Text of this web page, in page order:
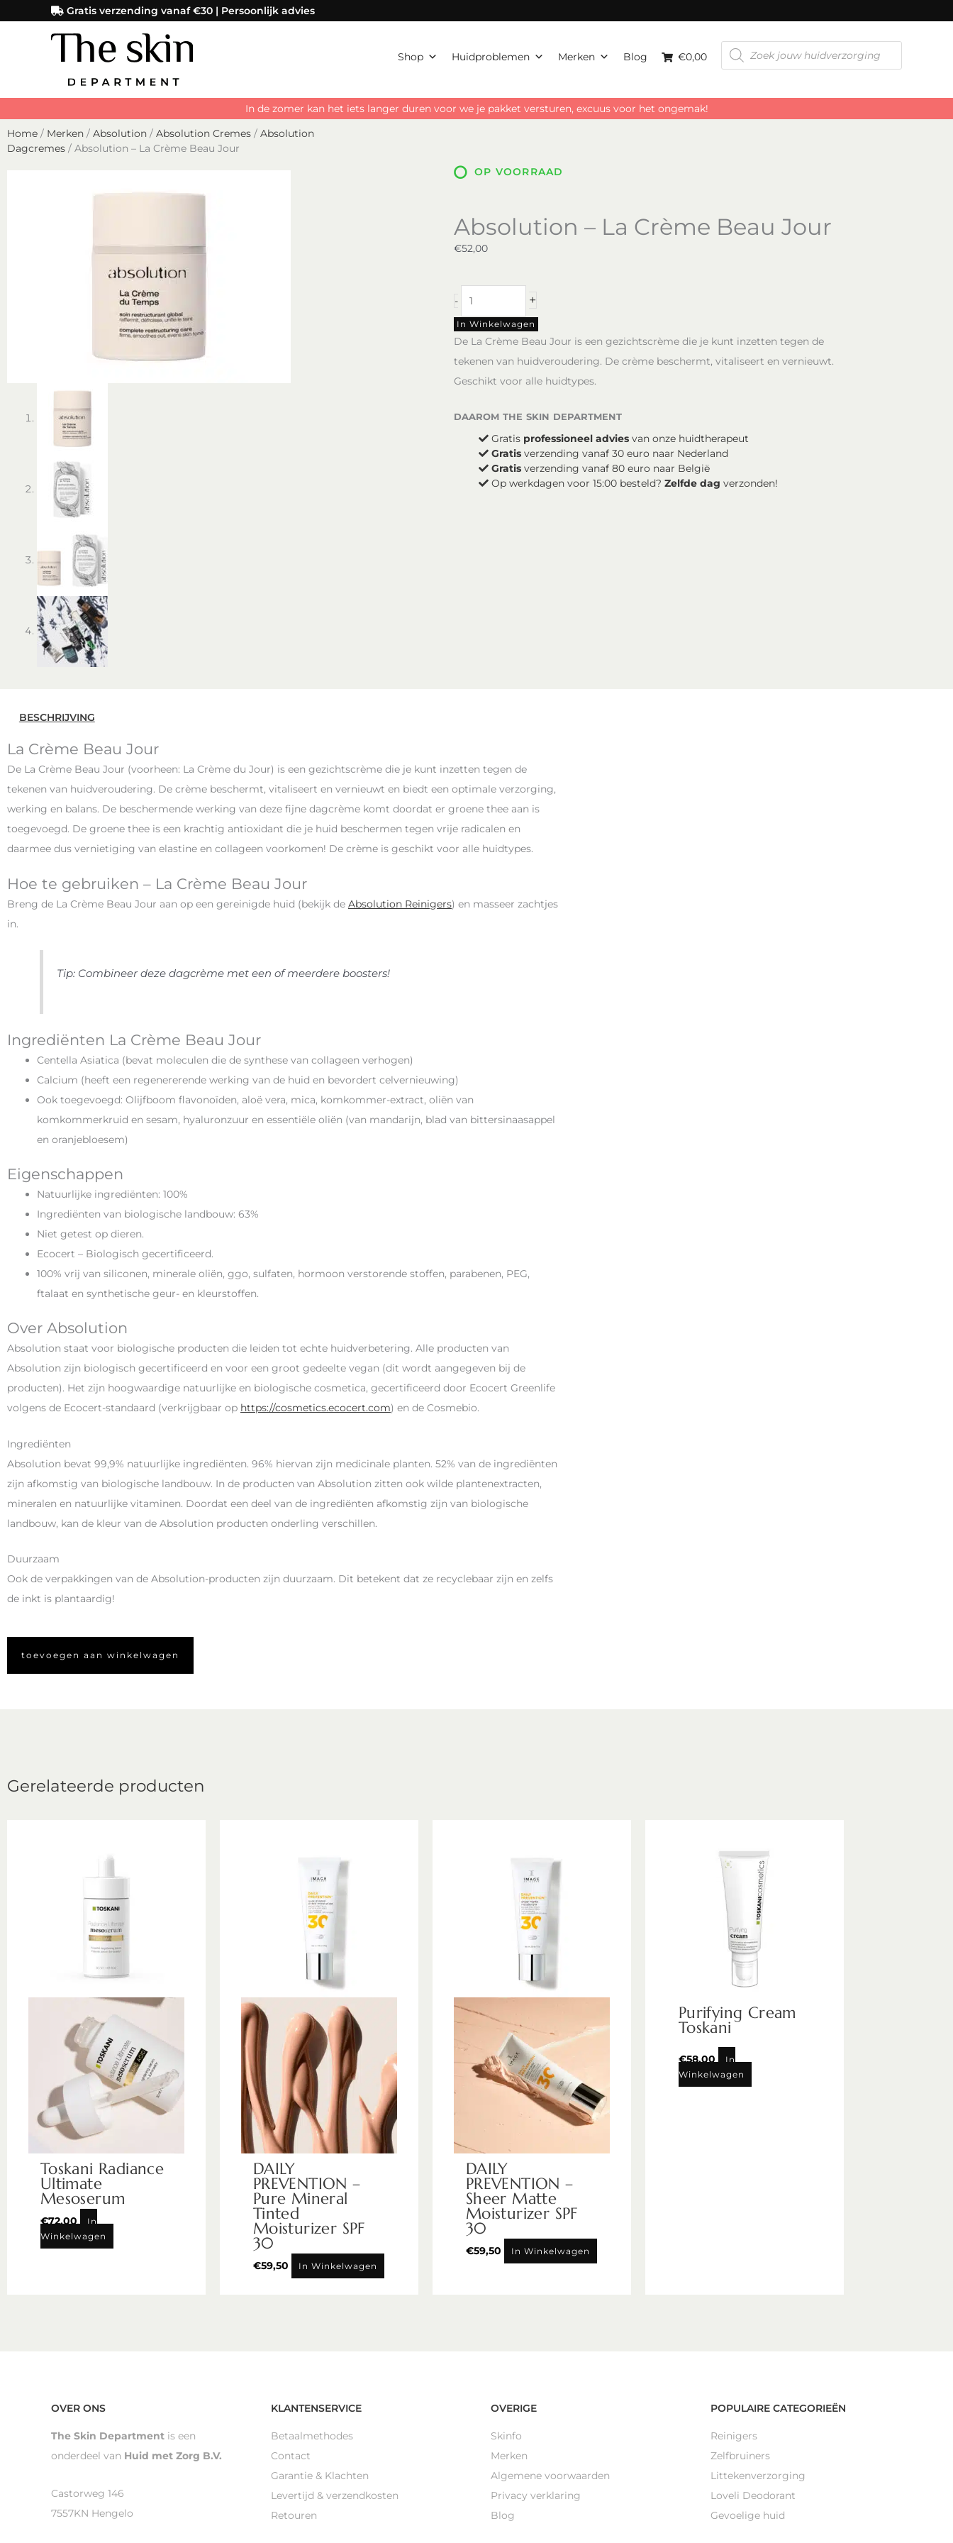
naar
Gratis verzending vanaf €30 | Persoonlijk advies
Shop Huidproblemen Merken Blog €0,00
Producten
zoeken
In de zomer kan het iets langer duren voor we je pakket versturen, excuus voor het ongemak!
Home / Merken / Absolution / Absolution Cremes / Absolution
Dagcremes / Absolution – La Crème Beau Jour
OP VOORRAAD
Absolution – La Crème Beau Jour
€52,00
-
La
Crème
Jour
aantal
+
In Winkelwagen
De La Crème Beau Jour is een gezichtscrème die je kunt inzetten tegen de
tekenen van huidveroudering. De crème beschermt, vitaliseert en vernieuwt.
Geschikt voor alle huidtypes.
daarom the skin department
Gratis professioneel advies van onze huidtherapeut
Gratis verzending vanaf 30 euro naar Nederland
Gratis verzending vanaf 80 euro naar België
Op werkdagen voor 15:00 besteld? Zelfde dag verzonden!
BESCHRIJVING
La Crème Beau Jour
De La Crème Beau Jour (voorheen: La Crème du Jour) is een gezichtscrème die je kunt inzetten tegen de
tekenen van huidveroudering. De crème beschermt, vitaliseert en vernieuwt en biedt een optimale verzorging,
werking en balans. De beschermende werking van deze fijne dagcrème komt doordat er groene thee aan is
toegevoegd. De groene thee is een krachtig antioxidant die je huid beschermen tegen vrije radicalen en
daarmee dus vernietiging van elastine en collageen voorkomen! De crème is geschikt voor alle huidtypes.
Hoe te gebruiken – La Crème Beau Jour
Breng de La Crème Beau Jour aan op een gereinigde huid (bekijk de Absolution Reinigers) en masseer zachtjes
in.
Tip: Combineer deze dagcrème met een of meerdere boosters!
Ingrediënten La Crème Beau Jour
Centella Asiatica (bevat moleculen die de synthese van collageen verhogen)
Calcium (heeft een regenererende werking van de huid en bevordert celvernieuwing)
Ook toegevoegd: Olijfboom flavonoïden, aloë vera, mica, komkommer-extract, oliën van
komkommerkruid en sesam, hyaluronzuur en essentiële oliën (van mandarijn, blad van bittersinaasappel
en oranjebloesem)
Eigenschappen
Natuurlijke ingrediënten: 100%
Ingrediënten van biologische landbouw: 63%
Niet getest op dieren.
Ecocert – Biologisch gecertificeerd.
100% vrij van siliconen, minerale oliën, ggo, sulfaten, hormoon verstorende stoffen, parabenen, PEG,
ftalaat en synthetische geur- en kleurstoffen.
Over Absolution
Absolution staat voor biologische producten die leiden tot echte huidverbetering. Alle producten van
Absolution zijn biologisch gecertificeerd en voor een groot gedeelte vegan (dit wordt aangegeven bij de
producten). Het zijn hoogwaardige natuurlijke en biologische cosmetica, gecertificeerd door Ecocert Greenlife
volgens de Ecocert-standaard (verkrijgbaar op https://cosmetics.ecocert.com) en de Cosmebio.
Ingrediënten
Absolution bevat 99,9% natuurlijke ingrediënten. 96% hiervan zijn medicinale planten. 52% van de ingrediënten
zijn afkomstig van biologische landbouw. In de producten van Absolution zitten ook wilde plantenextracten,
mineralen en natuurlijke vitaminen. Doordat een deel van de ingrediënten afkomstig zijn van biologische
landbouw, kan de kleur van de Absolution producten onderling verschillen.
Duurzaam
Ook de verpakkingen van de Absolution-producten zijn duurzaam. Dit betekent dat ze recyclebaar zijn en zelfs
de inkt is plantaardig!
toevoegen aan winkelwagen
Gerelateerde producten
Toskani Radiance
Ultimate
Mesoserum
€72,00
In
Winkelwagen
DAILY
PREVENTION –
Pure Mineral
Tinted
Moisturizer SPF
30
€59,50 In Winkelwagen
DAILY
PREVENTION –
Sheer Matte
Moisturizer SPF
30
€59,50 In Winkelwagen
Purifying Cream
Toskani
€58,00
In
Winkelwagen
OVER ONS
The Skin Department is een
onderdeel van Huid met Zorg B.V.
Castorweg 146
7557KN Hengelo
KLANTENSERVICE
Betaalmethodes
Contact
Garantie & Klachten
Levertijd & verzendkosten
Retouren
OVERIGE
Skinfo
Merken
Algemene voorwaarden
Privacy verklaring
Blog
POPULAIRE CATEGORIEËN
Reinigers
Zelfbruiners
Littekenverzorging
Loveli Deodorant
Gevoelige huid
aantal